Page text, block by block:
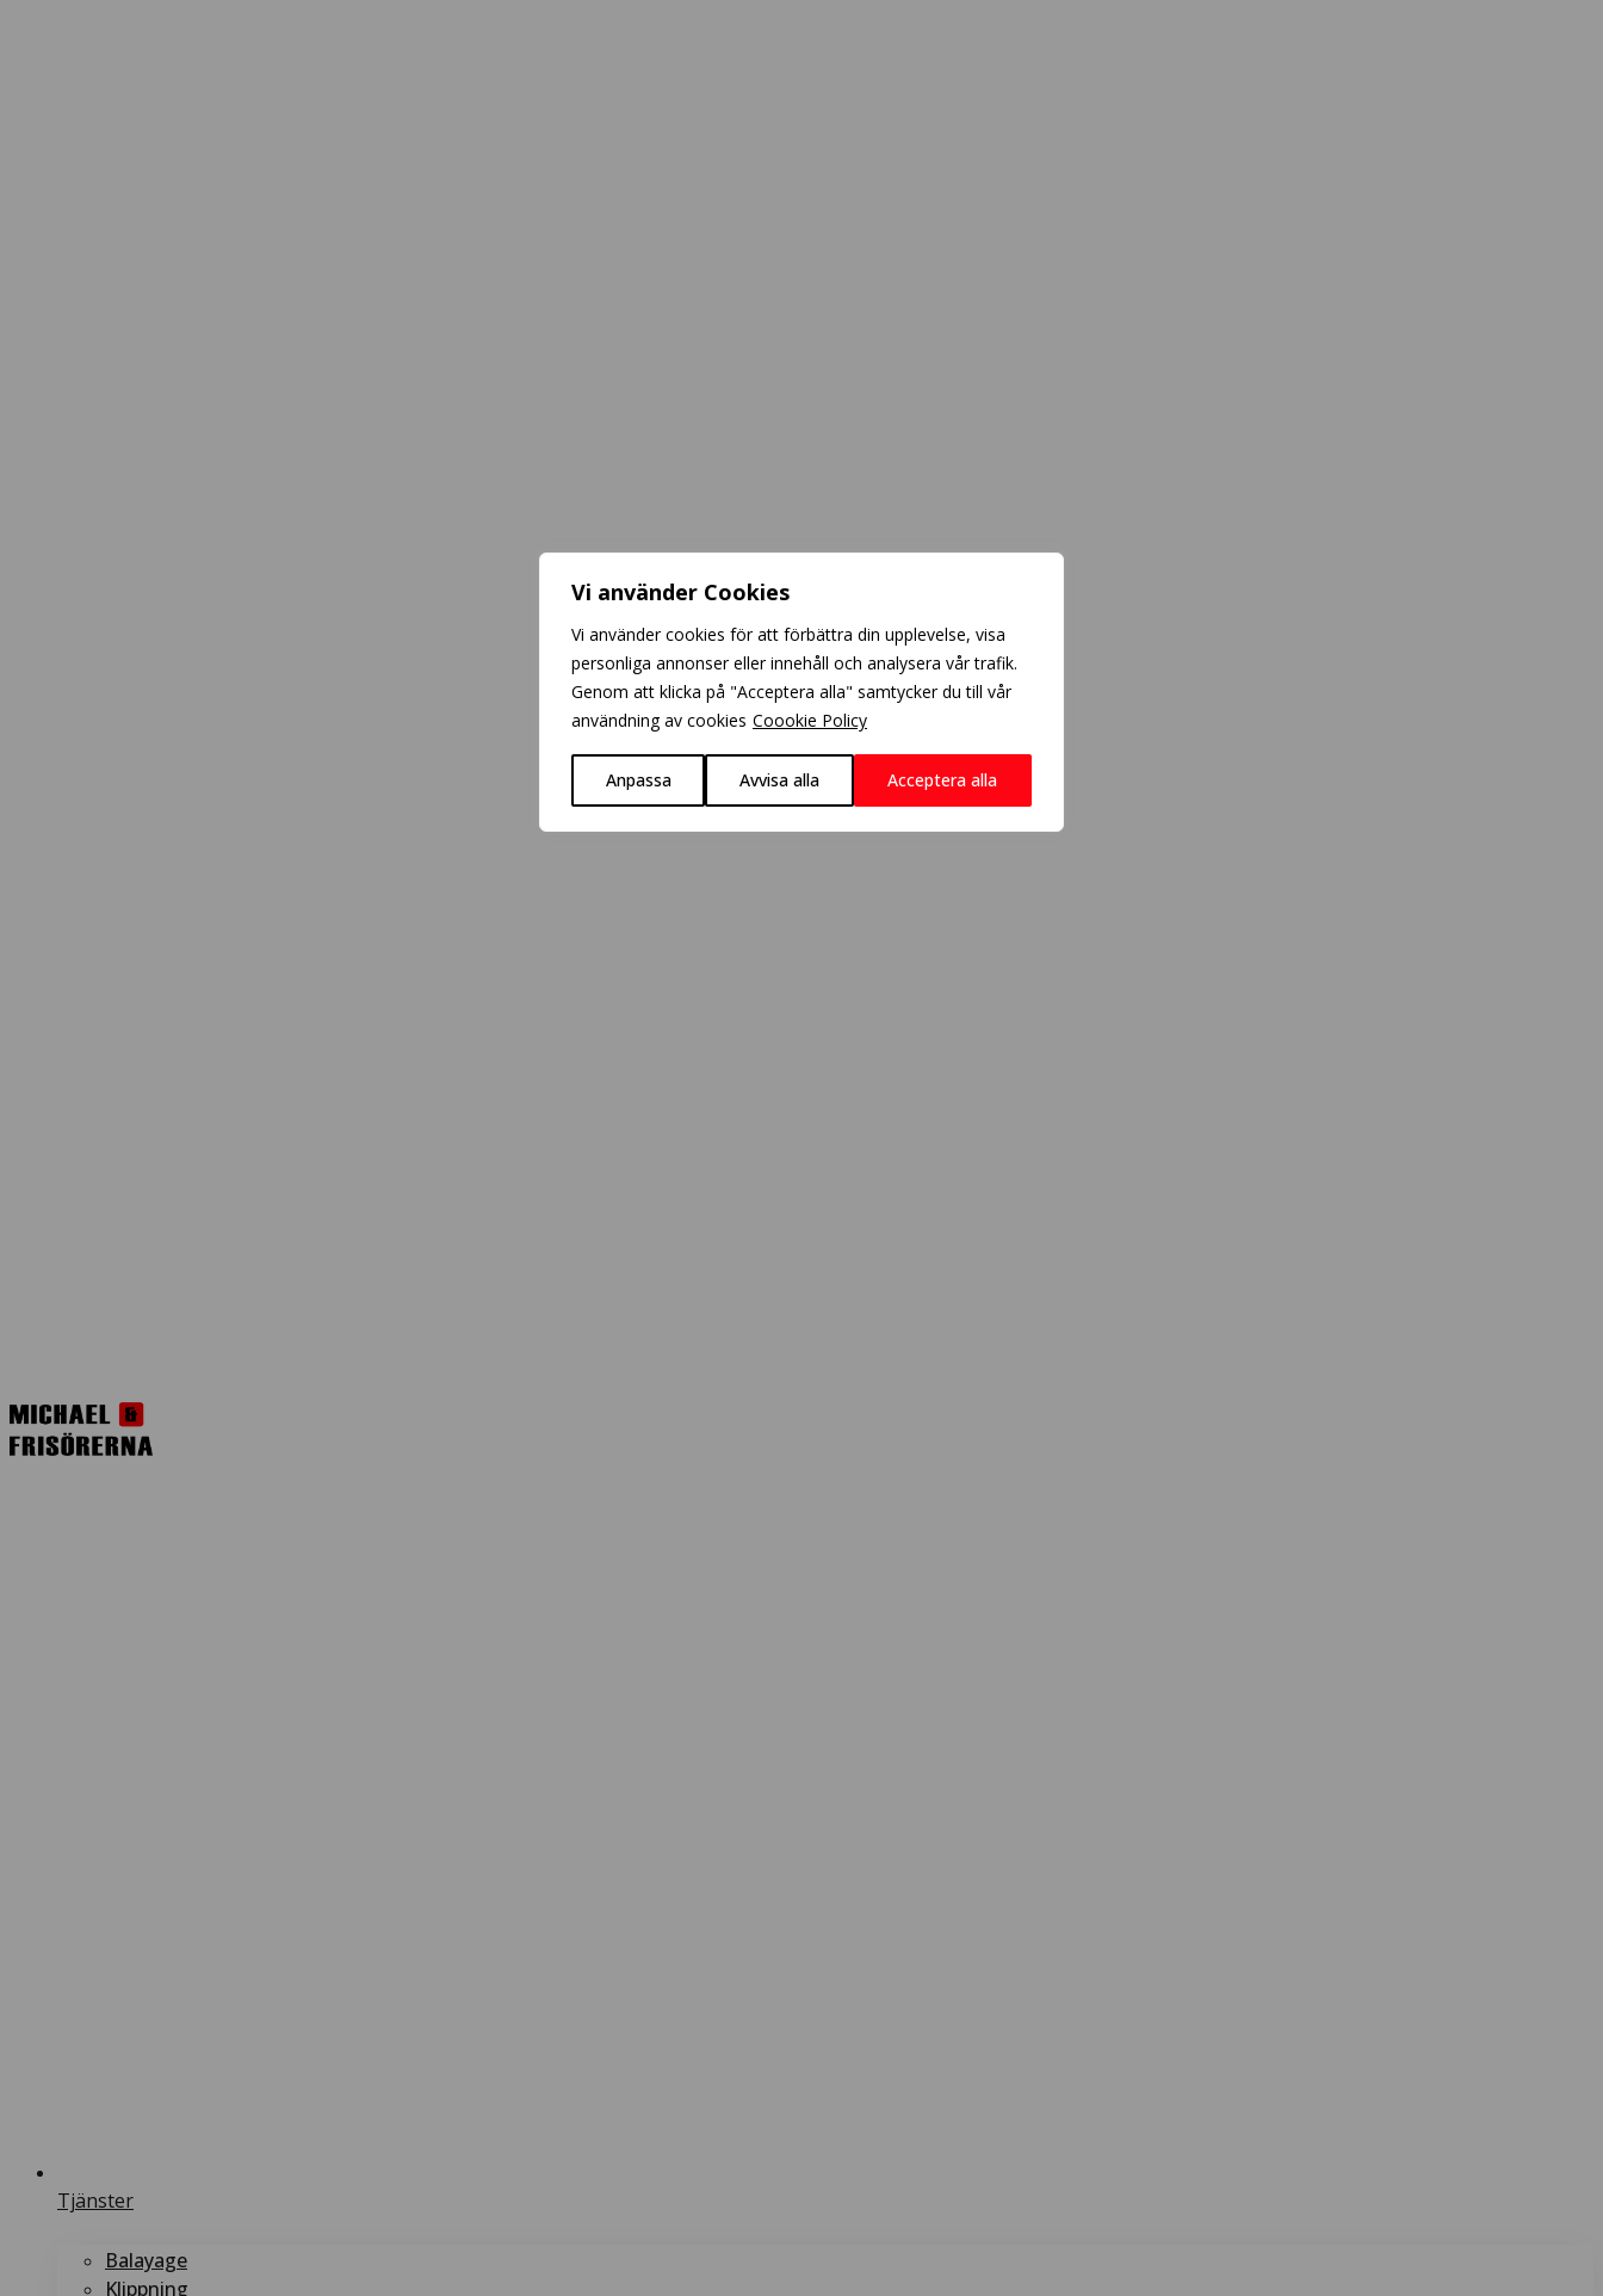
Vi använder Cookies
Vi använder cookies för att förbättra din upplevelse, visa
personliga annonser eller innehåll och analysera vår trafik.
Genom att klicka på "Acceptera alla" samtycker du till vår
användning av cookies Coookie Policy
Anpassa Avvisa alla Acceptera alla
Tjänster
Balayage
Klippning